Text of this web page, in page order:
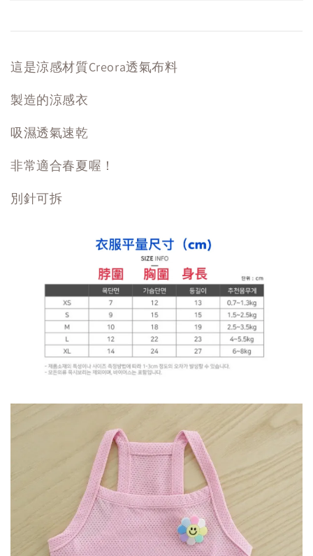
這是涼感材質Creora透氣布料
製造的涼感衣
吸濕透氣速乾
非常適合春夏喔！
別針可拆